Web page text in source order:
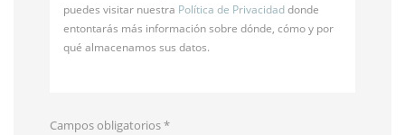
puedes visitar nuestra Política de Privacidaddonde
entontarás más información sobre dónde, cómo y por
qué almacenamos sus datos.
Campos obligatorios*